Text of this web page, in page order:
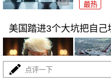
最热
美国踏进3个大坑把自
点评一下